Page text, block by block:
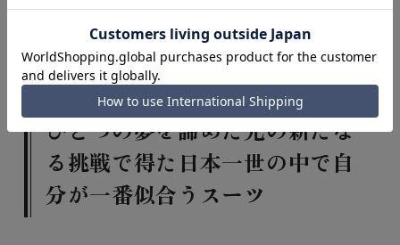
見つけることで、さらに自信を持って挑めるはずで
ひとつの夢を諦めた先の新たな
る挑戦で得た日本一世の中で自
分が一番似合うスーツ